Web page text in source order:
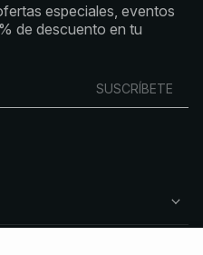
especiales, eventos
de descuento en tu
SUSCRÍBETE